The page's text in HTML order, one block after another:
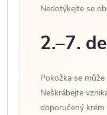
Nedotýkejte se
2.–7.
Pokožka se
Neškrábejte
doporučený